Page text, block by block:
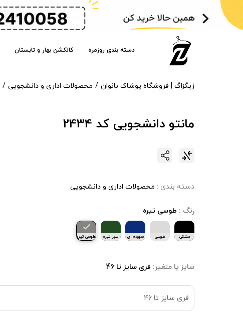
دسته بندی روزمره کالکشن بهار و تابستان
زیگزاگ | فروشگاه پوشاک بانوان محصولات اداری و دانشجویی
مانتو دانشجویی کد 2434
دسته بندی : محصولات اداری و دانشجویی
رنگ : طوسی تیره
مشکی طوسی سورمه ای سبز تیره طوسی تیره
سایز یا متغیر: فری سایز تا 46
فری سایز تا 46